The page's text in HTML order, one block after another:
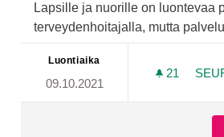
Lapsille ja nuorille on luontevaa
terveydenhoitajalla, mutta
Luontiaika
09.10.2021
21 21